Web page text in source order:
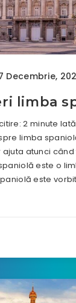
Decembrie,
limba
2 minute
limba
atunci
este o
este